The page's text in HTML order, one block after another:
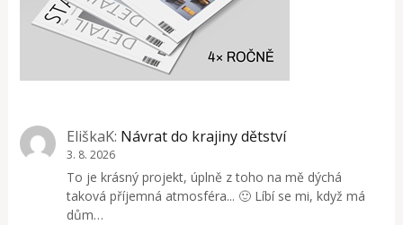
EliškaK: Návrat do krajiny dětství
3. 8. 2026
To je krásný projekt, úplně z toho na mě dýchá
taková příjemná atmosféra... 🙂 Líbí se mi, když má
dům…